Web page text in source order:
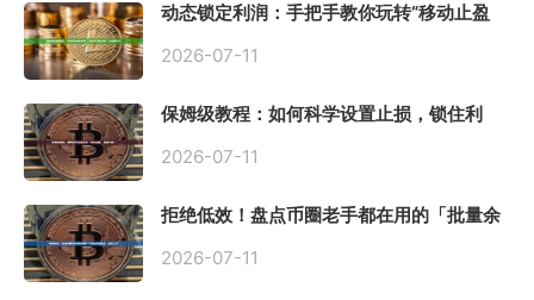
动态锁定利润：手把手教你玩转“移动止盈
2026-07-11
保姆级教程：如何科学设置止损，锁住利
2026-07-11
拒绝低效！盘点币圈老手都在用的「批量余
2026-07-11